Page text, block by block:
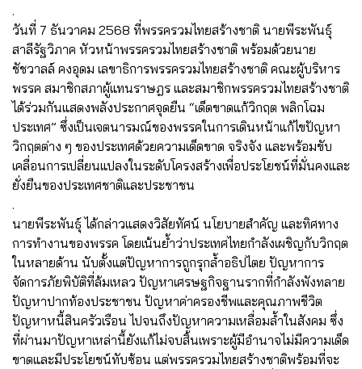
.
วันที่ 7 ธันวาคม 2568 ที่พรรครวมไทยสร้างชาติ นายพีระพันธุ์
สาลีรัฐวิภาค หัวหน้าพรรครวมไทยสร้างชาติ พร้อมด้วยนาย
ชัชวาลล์ คงอุดม เลขาธิการพรรครวมไทยสร้างชาติ คณะผู้บริหาร
พรรค สมาชิกสภาผู้แทนราษฎร และสมาชิกพรรครวมไทยสร้างชาติ
ได้ร่วมกันแสดงพลังประกาศจุดยืน “เด็ดขาดแก้วิกฤต พลิกโฉม
ประเทศ” ซึ่งเป็นเจตนารมณ์ของพรรคในการเดินหน้าแก้ไขปัญหา
วิกฤตต่าง ๆ ของประเทศด้วยความเด็ดขาด จริงจัง และพร้อมขับ
เคลื่อนการเปลี่ยนแปลงในระดับโครงสร้างเพื่อประโยชน์ที่มั่นคงและ
ยั่งยืนของประเทศชาติและประชาชน
.
นายพีระพันธุ์ ได้กล่าวแสดงวิสัยทัศน์ นโยบายสำคัญ และทิศทาง
การทำงานของพรรค โดยเน้นย้ำว่าประเทศไทยกำลังเผชิญกับวิกฤต
ในหลายด้าน นับตั้งแต่ปัญหาการถูกรุกล้ำอธิปไตย ปัญหาการ
จัดการภัยพิบัติที่ล้มเหลว ปัญหาเศรษฐกิจฐานรากที่กำลังพังทลาย
ปัญหาปากท้องประชาชน ปัญหาค่าครองชีพและคุณภาพชีวิต
ปัญหาหนี้สินครัวเรือน ไปจนถึงปัญหาความเหลื่อมล้ำในสังคม ซึ่ง
ที่ผ่านมาปัญหาเหล่านี้ยังแก้ไม่จบสิ้นเพราะผู้มีอำนาจไม่มีความเด็ด
ขาดและมีประโยชน์ทับซ้อน แต่พรรครวมไทยสร้างชาติพร้อมที่จะ